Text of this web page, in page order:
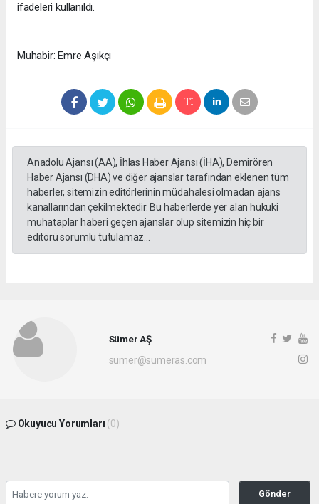
ifadeleri kullanıldı.
Muhabir: Emre Aşıkçı
Anadolu Ajansı (AA), İhlas Haber Ajansı (İHA), Demirören
Haber Ajansı (DHA) ve diğer ajanslar tarafından eklenen tüm
haberler, sitemizin editörlerinin müdahalesi olmadan ajans
kanallarından çekilmektedir. Bu haberlerde yer alan hukuki
muhataplar haberi geçen ajanslar olup sitemizin hiç bir
editörü sorumlu tutulamaz...
Sümer AŞ
sumer@sumeras.com
Okuyucu Yorumları (0)
Gönder